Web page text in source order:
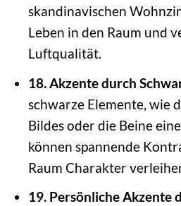
skandinavischen
Leben in den Raum und
Luftqualität.
18. Akzente durch
schwarze Elemente, wie
Bildes oder die Beine
können spannende
Raum Charakter
19. Persönliche Akzente